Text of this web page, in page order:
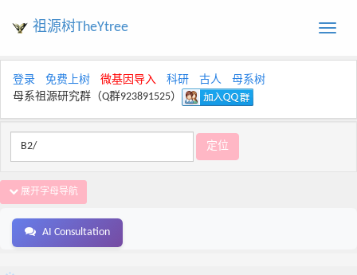
Toggle
祖源树TheYtree
登录 免费上树 微基因导入 科研 古人
母系树
母系祖源研究群（Q群923891525）
展开字母导航
AI Consultation